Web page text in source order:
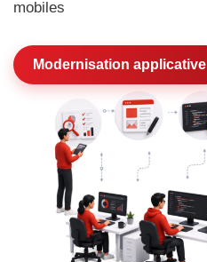
mobiles
Modernisation applicative